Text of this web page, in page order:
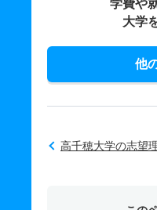
学費や
大学
他
高千穂大学の志望